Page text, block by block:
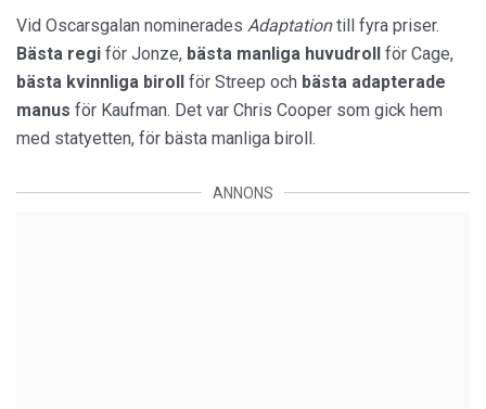
Vid Oscarsgalan nominerades Adaptationtill fyra priser.
Bästa regi för Jonze, bästa manliga huvudroll för Cage,
bästa kvinnliga biroll för Streep och bästa adapterade
manus för Kaufman. Det var Chris Cooper som gick hem
med statyetten, för bästa manliga biroll.
ANNONS